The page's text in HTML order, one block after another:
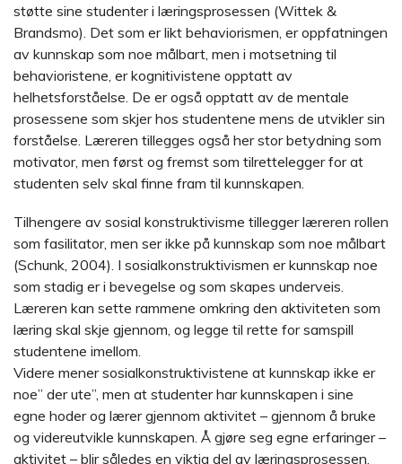
støtte sine studenter i læringsprosessen (Wittek &
Brandsmo). Det som er likt behaviorismen, er oppfatningen
av kunnskap som noe målbart, men i motsetning til
behavioristene, er kognitivistene opptatt av
helhetsforståelse. De er også opptatt av de mentale
prosessene som skjer hos studentene mens de utvikler sin
forståelse. Læreren tillegges også her stor betydning som
motivator, men først og fremst som tilrettelegger for at
studenten selv skal finne fram til kunnskapen.
Tilhengere av sosial konstruktivisme tillegger læreren rollen
som fasilitator, men ser ikke på kunnskap som noe målbart
(Schunk, 2004). I sosialkonstruktivismen er kunnskap noe
som stadig er i bevegelse og som skapes underveis.
Læreren kan sette rammene omkring den aktiviteten som
læring skal skje gjennom, og legge til rette for samspill
studentene imellom.
Videre mener sosialkonstruktivistene at kunnskap ikke er
noe” der ute”, men at studenter har kunnskapen i sine
egne hoder og lærer gjennom aktivitet – gjennom å bruke
og videreutvikle kunnskapen. Å gjøre seg egne erfaringer –
aktivitet – blir således en viktig del av læringsprosessen.